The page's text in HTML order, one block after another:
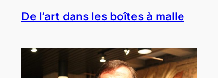
De l’art dans les boîtes à malle